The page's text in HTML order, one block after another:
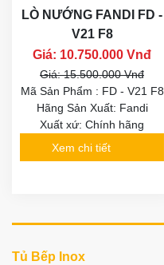
LÒ NƯỚNG FANDI FD -
V21 F8
Giá: 10.750.000 Vnđ
Giá: 15.500.000 Vnđ
Mã Sản Phẩm : FD - V21 F8
Hãng Sản Xuất: Fandi
Xuất xứ: Chính hãng
Xem chi tiết
Tủ Bếp Inox